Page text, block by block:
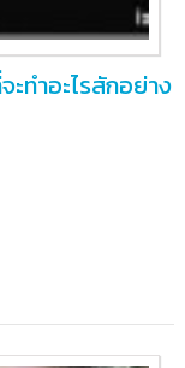
ะทำอะไรสักอย่าง